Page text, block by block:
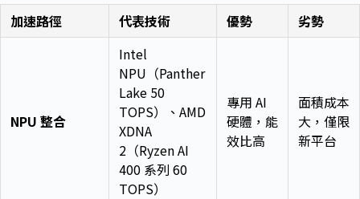
加速路徑 代表技術 優勢 劣勢
NPU 整合
Intel
NPU（Panther
Lake 50
TOPS）、AMD
XDNA
2（Ryzen AI
400 系列 60
TOPS）
專用 AI
硬體，能
效比高
面積成本
大，僅限
新平台